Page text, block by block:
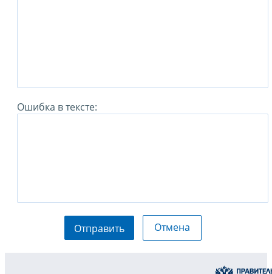
Ошибка в тексте:
Отправить Отмена